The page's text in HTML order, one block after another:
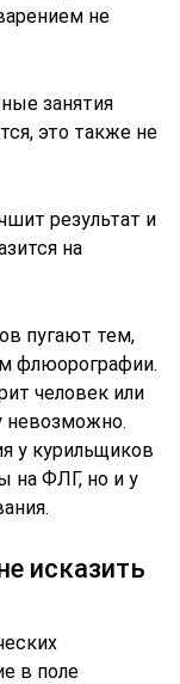
не
занятия
это также не
результат и
на
пугают тем,
флюорографии.
человек или
невозможно.
у курильщиков
на ФЛГ, но и у
исказить
в поле